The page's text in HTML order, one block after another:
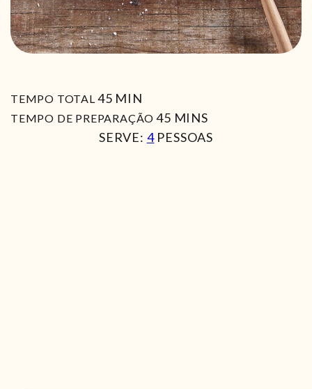
TEMPO TOTAL 45MIN
MIN
TEMPO DE PREPARAÇÃO 45MIN
MINS
SERVE: 4 PESSOAS